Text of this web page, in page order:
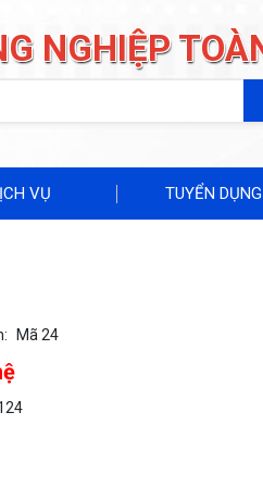
NGHIỆP
VỤ TUYỂN DỤNG
Mã 24